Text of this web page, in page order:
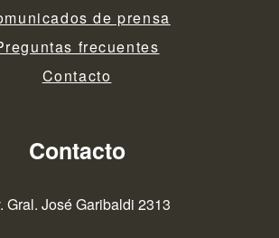
de prensa
frecuentes
Contacto
Contacto
Gral. José Garibaldi 2313